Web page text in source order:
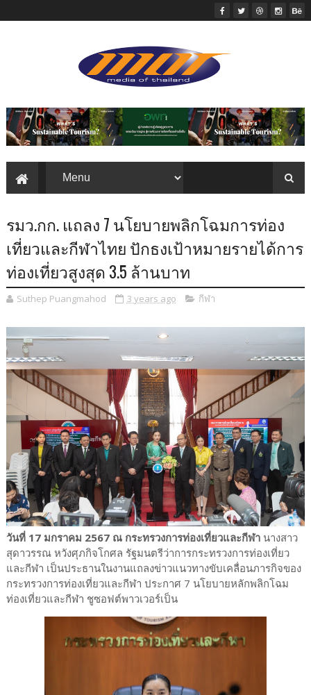
รมว.กก. แถลง 7 นโยบายพลิกโฉมการท่อง
เที่ยวและกีฬาไทย ปักธงเป้าหมายรายได้การ
ท่องเที่ยวสูงสุด 3.5 ล้านบาท
Suthep Puangmahod 3 years ago กีฬา
วันที่ 17 มกราคม 2567 ณ กระทรวงการท่องเที่ยวและกีฬานางสาว
สุดาวรรณ หวังศุภกิจโกศล รัฐมนตรีว่าการกระทรวงการท่องเที่ยว
และกีฬา เป็นประธานในงานแถลงข่าวแนวทางขับเคลื่อนภารกิจของ
กระทรวงการท่องเที่ยวและกีฬา ประกาศ 7 นโยบายหลักพลิกโฉม
ท่องเที่ยวและกีฬา ชูซอฟต์พาวเวอร์เป็น